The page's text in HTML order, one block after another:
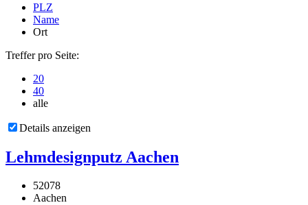
PLZ
Name
Ort
Treffer pro Seite:
20
40
alle
Details anzeigen
Lehmdesignputz Aachen
52078
Aachen